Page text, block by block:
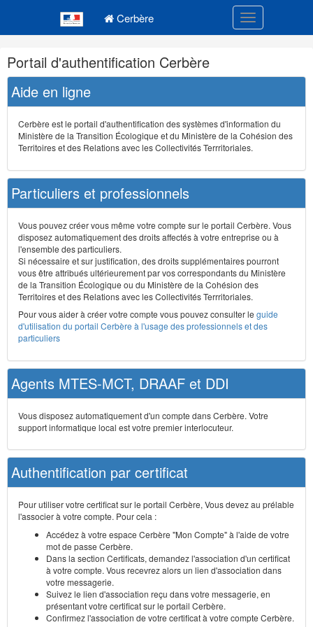
Cerbère Toggle
Navigation
et
outils
annexes
Portail d'authentification Cerbère
Aide en ligne
Cerbère est le portail d'authentification des systèmes d'information du
Ministère de la Transition Écologique et du Ministère de la Cohésion des
Territoires et des Relations avec les Collectivités Terrritoriales.
Particuliers et professionnels
Vous pouvez créer vous même votre compte sur le portail Cerbère. Vous
disposez automatiquement des droits affectés à votre entreprise ou à
l'ensemble des particuliers.
Si nécessaire et sur justification, des droits supplémentaires pourront
vous être attribués ultérieurement par vos correspondants du Ministère
de la Transition Écologique ou du Ministère de la Cohésion des
Territoires et des Relations avec les Collectivités Terrritoriales.
Pour vous aider à créer votre compte vous pouvez consulter le guide
d'utilisation du portail Cerbère à l'usage des professionnels et des
particuliers
Agents MTES-MCT, DRAAF et DDI
Vous disposez automatiquement d'un compte dans Cerbère. Votre
support informatique local est votre premier interlocuteur.
Authentification par certificat
Pour utiliser votre certificat sur le portail Cerbère, Vous devez au prélable
l'associer à votre compte. Pour cela :
Accédez à votre espace Cerbère "Mon Compte" à l'aide de votre
mot de passe Cerbère.
Dans la section Certificats, demandez l'association d'un certificat
à votre compte. Vous recevrez alors un lien d'association dans
votre messagerie.
Suivez le lien d'association reçu dans votre messagerie, en
présentant votre certificat sur le portail Cerbère.
Confirmez l'association de votre certificat à votre compte Cerbère.